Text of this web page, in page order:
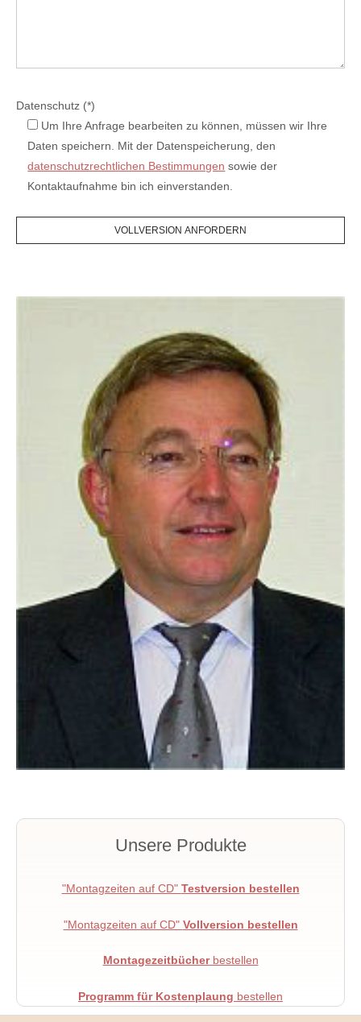
Datenschutz (*)
Um Ihre Anfrage bearbeiten zu können, müssen wir Ihre
Daten speichern. Mit der Datenspeicherung, den
datenschutzrechtlichen Bestimmungen sowie der
Kontaktaufnahme bin ich einverstanden.
Unsere Produkte
"Montagzeiten auf CD" Testversion bestellen
"Montagzeiten auf CD" Vollversion bestellen
Montagezeitbücherbestellen
Programm für Kostenplaung bestellen